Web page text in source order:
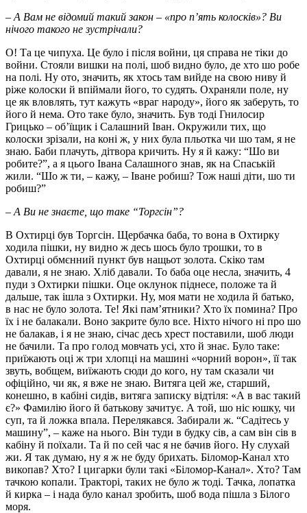
– А Вам не відомий такий закон – «про п’ять колосків»? Ви
нічого такого не зустрічали?
О! Та це чипуха. Це було і після войни, ця справа не тіки до
войни. Стояли вишки на полі, шоб видно було, де хто шо робе
на полі. Ну ото, значить, як хтось там вийде на свою ниву й
ріже колоски й впіймали його, то судять. Охраняли поле, ну
це як вловлять, тут кажуть «враг народу», його як заберуть, то
його й нема. Ото таке було, значить. Був тоді Гнилосир
Грицько – об’їщик і Салашний Іван. Окружили тих, що
колоски зрізали, на коні ж, у них була пльотка чи шо там, я не
знаю. Баби плачуть, дітвора кричить. Ну я й кажу: “Шо ви
робите?”, а я цього Івана Салашного знав, як на Спаській
жили. “Шо ж ти, – кажу, – Іване робиш? Тож наші діти, шо ти
робиш?”
– А Ви не знаєте, що таке “Торгсін”?
В Охтирці був Торгсін. Щербачка баба, то вона в Охтирку
ходила пішки, ну видно ж десь шось було трошки, то в
Охтирці обмєнний пункт був нащьот золота. Скіко там
давали, я не знаю. Хліб давали. То баба оце несла, значить, 4
пуди з Охтирки пішки. Оце оклунок піднесе, положе та й
дальше, так ішла з Охтирки. Ну, моя мати не ходила й батько,
в нас не було золота. Те! Які пам’ятники? Хто їх помина? Про
їх і не балакали. Воно закрите було все. Ніхто нічого ні про шо
не балакав, і я не знаю, січас десь хрест поставили, шоб люди
не бачили. Та про голод мовчать усі, хто й знає. Було таке:
приїжають оці ж три хлопці на машині «чорний ворон», її так
звуть, вобщем, виїжають сюди до кого, ну там сказали чи
офіційно, чи як, я вже не знаю. Витяга цей же, старший,
конешно, в кабіні сидів, витяга записку відтіля: «А в вас такий
є?» Фамилію його й батькову зачитує. А той, шо ніс юшку, чи
суп, та й ложка впала. Перелякався. Забирали ж. “Садітесь у
машину”, – каже на нього. Він туди в будку сів, а сам він сів в
кабіну й поїхали. Та й по сей час я не бачив його. Ну слухай
жи. Я так думаю, ну я ж не буду брихать. Біломор-Канал хто
викопав? Хто? І цигарки були такі «Біломор-Канал». Хто? Там
тачкою копали. Тракторі, таких не було ж тоді. Тачка, лопатка
й кирка – і нада було канал зробить, шоб вода пішла з Білого
моря.